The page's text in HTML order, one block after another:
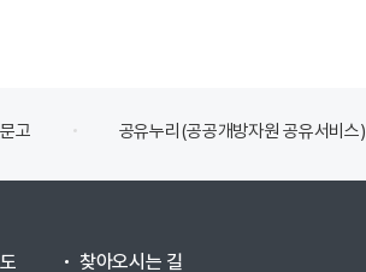
고 공유누리(공공개방자원 공유서비스)
찾아오시는 길